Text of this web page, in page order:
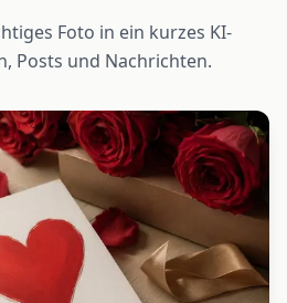
Foto in ein kurzes KI-
Posts und Nachrichten.